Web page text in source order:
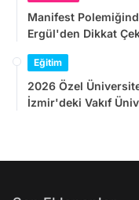
Manifest
Ergül'den Dikkat
Eğitim
2026 Özel
İzmir'deki Vakıf